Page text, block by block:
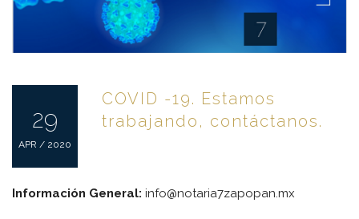
29
APR / 2020
COVID -19. Estamos
trabajando, contáctanos.
Información General: info@notaria7zapopan.mx